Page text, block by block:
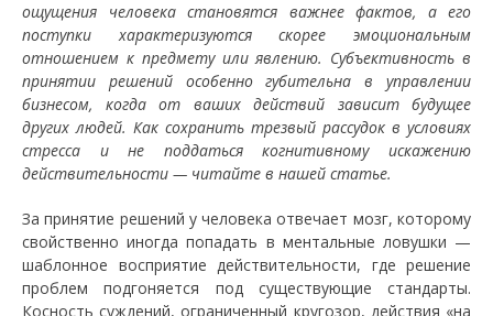
ощущения человека становятся важнее фактов, а его
поступки характеризуются скорее эмоциональным
отношением к предмету или явлению. Субъективность в
принятии решений особенно губительна в управлении
бизнесом, когда от ваших действий зависит будущее
других людей. Как сохранить трезвый рассудок в условиях
стресса и не поддаться когнитивному искажению
действительности — читайте в нашей статье.
За принятие решений у человека отвечает мозг, которому
свойственно иногда попадать в ментальные ловушки —
шаблонное восприятие действительности, где решение
проблем подгоняется под существующие стандарты.
Косность суждений, ограниченный кругозор, действия «на